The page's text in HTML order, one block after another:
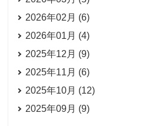
2026年02月 (6)
2026年01月 (4)
2025年12月 (9)
2025年11月 (6)
2025年10月 (12)
2025年09月 (9)